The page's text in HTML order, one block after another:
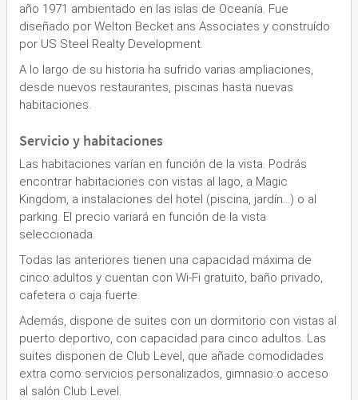
año 1971 ambientado en las islas de Oceanía. Fue
diseñado por Welton Becket ans Associates y construído
por US Steel Realty Development.
A lo largo de su historia ha sufrido varias ampliaciones,
desde nuevos restaurantes, piscinas hasta nuevas
habitaciones.
Servicio y habitaciones
Las habitaciones varían en función de la vista. Podrás
encontrar habitaciones con vistas al lago, a Magic
Kingdom, a instalaciones del hotel (piscina, jardín...) o al
parking. El precio variará en función de la vista
seleccionada.
Todas las anteriores tienen una capacidad máxima de
cinco adultos y cuentan con Wi-Fi gratuito, baño privado,
cafetera o caja fuerte.
Además, dispone de suites con un dormitorio con vistas al
puerto deportivo, con capacidad para cinco adultos. Las
suites disponen de Club Level, que añade comodidades
extra como servicios personalizados, gimnasio o acceso
al salón Club Level.